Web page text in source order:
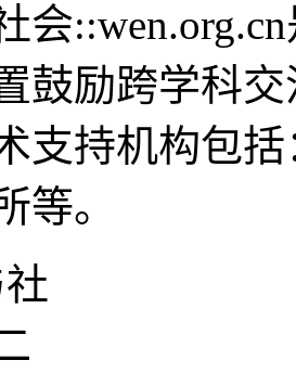
会
鼓励跨学科
支持机构包
等。